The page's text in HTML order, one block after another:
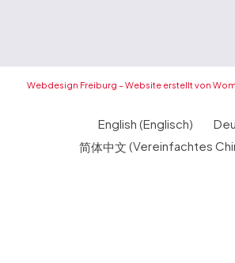
Webdesign Freiburg – Website erstellt von
English (Englisch)
简体中文 (Vereinfachtes